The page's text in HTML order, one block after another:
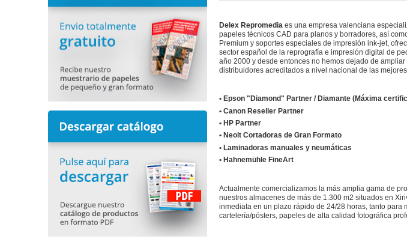
Delex Repromedia es una empresa valenciana
papeles técnicos CAD para planos y borradores, así
Premium y soportes especiales de impresión ink-jet,
sector español de la reprografía e impresión digital de
año 2000 y desde entonces no hemos dejado de
distribuidores acreditados a nivel nacional de las
• Epson "Diamond" Partner / Diamante (Máxima
• Canon Reseller Partner
• HP Partner
• Neolt Cortadoras de Gran Formato
• Laminadoras manuales y neumáticas
• Hahnemühle FineArt
Actualmente comercializamos la más amplia gama de
nuestros almacenes de más de 1.300 m2 situados en
inmediata en un plazo rápido de 24/28 horas, tanto
cartelería/pósters, papeles de alta calidad fotográfica